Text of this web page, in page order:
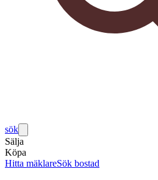
sök
Sälja
Köpa
Hitta mäklareSök bostad